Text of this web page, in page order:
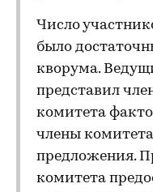
Число
было
кворума.
представил
комитета
члены
предложения.
комитета